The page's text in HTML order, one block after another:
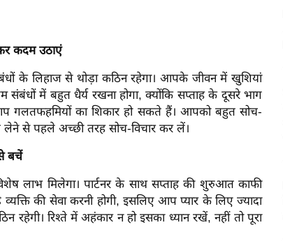
कदम उठाएं
के लिहाज से थोड़ा कठिन रहेगा। आपके जीवन में खुशियां
में बहुत धैर्य रखना होगा, क्योंकि सप्ताह के दूसरे भाग
का शिकार हो सकते हैं। आपको बहुत सोच-
से पहले अच्छी तरह सोच-विचार कर लें।
बचें
लाभ मिलेगा। पार्टनर के साथ सप्ताह की शुरुआत काफी
की सेवा करनी होगी, इसलिए आप प्यार के लिए ज्यादा
रहेगी। रिश्ते में अहंकार न हो इसका ध्यान रखें, नहीं तो पूरा